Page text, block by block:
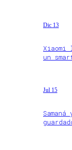
Dic 13
Xiaomi
un
Jul 15